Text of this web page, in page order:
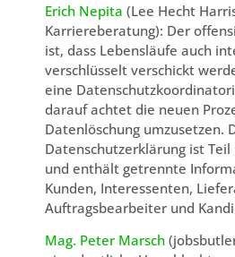
Erich Nepita (Lee Hecht
Karriereberatung): Der
ist, dass Lebensläufe auch
verschlüsselt verschickt
eine
darauf achtet die neuen
Datenlöschung umzusetzen.
Datenschutzerklärung ist
und enthält getrennte
Kunden, Interessenten,
Auftragsbearbeiter und
Mag. Peter Marsch